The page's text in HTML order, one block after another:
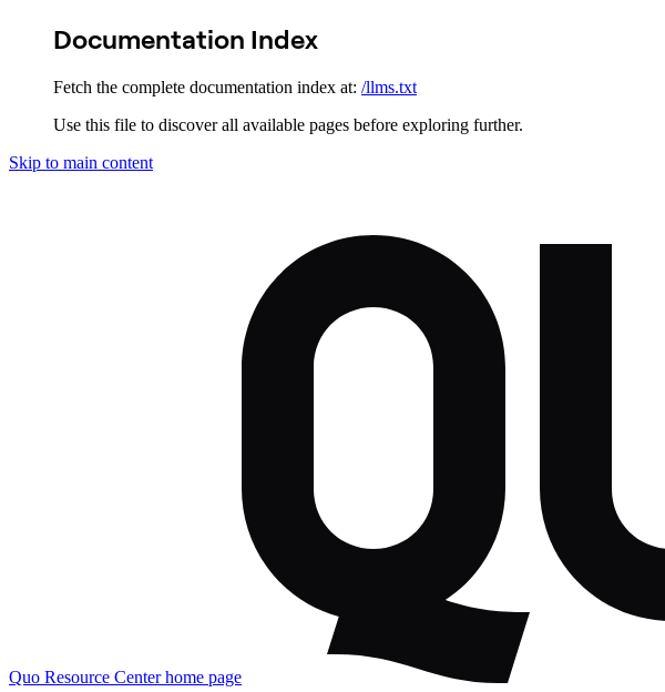
Documentation Index
Fetch the complete documentation index at: /llms.txt
Use this file to discover all available pages before exploring further.
Skip to main content
Quo Resource Centerhome page